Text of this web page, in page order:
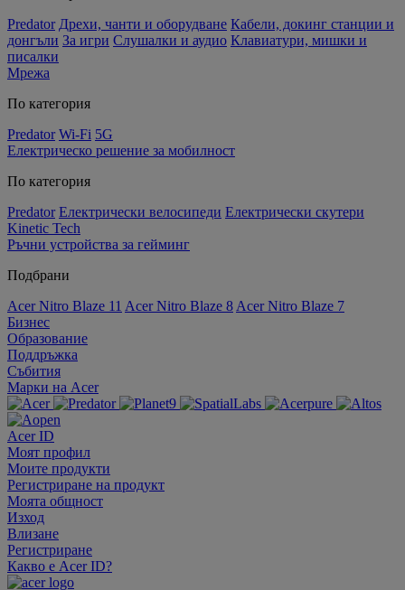
Predator Дрехи, чанти и оборудване Кабели, докинг станции и
донгъли За игри Слушалки и аудио Клавиатури, мишки и
писалки
Мрежа
По категория
Predator Wi-Fi 5G
Електрическо решение за мобилност
По категория
Predator Електрически велосипеди Електрически скутери
Kinetic Tech
Ръчни устройства за гейминг
Подбрани
Acer Nitro Blaze 11 Acer Nitro Blaze 8 Acer Nitro Blaze 7
Бизнес
Образование
Поддръжка
Събития
Марки на Acer
Acer ID
Моят профил
Моите продукти
Регистриране на продукт
Моята общност
Изход
Влизане
Регистриране
Какво е Acer ID?